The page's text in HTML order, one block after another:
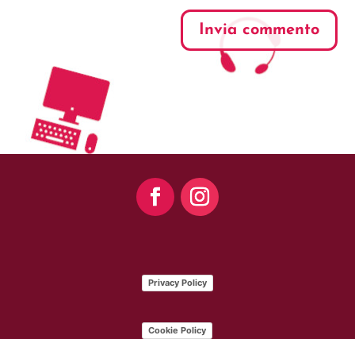
Invia commento
Privacy Policy
Cookie Policy